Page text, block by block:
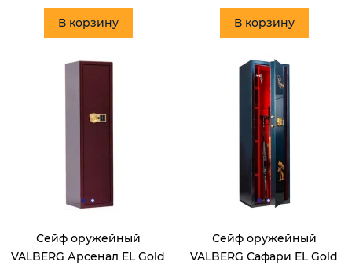
В корзину В корзину
Сейф оружейный
VALBERG Арсенал EL Gold
Сейф оружейный
VALBERG Сафари EL Gold